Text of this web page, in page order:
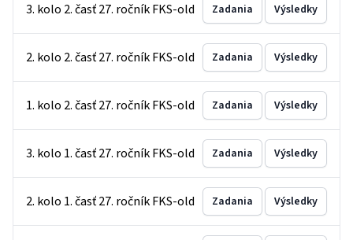
3. kolo 2. časť 27. ročník FKS-old Zadania Výsledky
2. kolo 2. časť 27. ročník FKS-old Zadania Výsledky
1. kolo 2. časť 27. ročník FKS-old Zadania Výsledky
3. kolo 1. časť 27. ročník FKS-old Zadania Výsledky
2. kolo 1. časť 27. ročník FKS-old Zadania Výsledky